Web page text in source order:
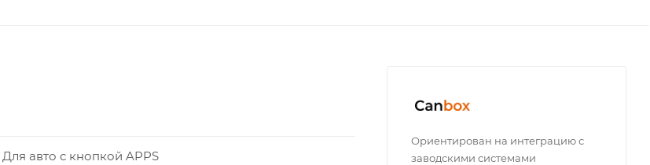
Для авто с кнопкой APPS
Ориентирован на интеграцию с
заводскими системами